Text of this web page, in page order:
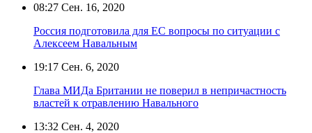
08:27 Сен. 16, 2020
Россия подготовила для ЕС вопросы по ситуации с
Алексеем Навальным
19:17 Сен. 6, 2020
Глава МИДа Британии не поверил в непричастность
властей к отравлению Навального
13:32 Сен. 4, 2020